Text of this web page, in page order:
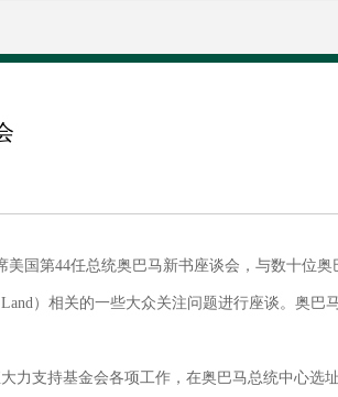
第44任总统奥巴马新书座谈会，与数十位奥
）相关的一些大众关注问题进行座谈。奥
支持基金会各项工作，在奥巴马总统中心选